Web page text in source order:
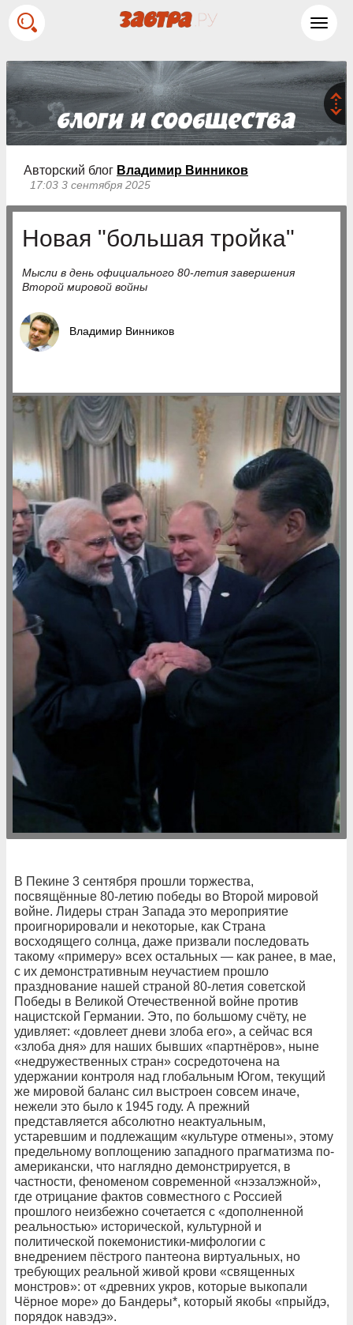
Авторский блог Владимир Винников
17:03 3 сентября 2025
Новая "большая тройка"
Мысли в день официального 80-летия завершения
Второй мировой войны
Владимир Винников
В Пекине 3 сентября прошли торжества,
посвящённые 80-летию победы во Второй мировой
войне. Лидеры стран Запада это мероприятие
проигнорировали и некоторые, как Страна
восходящего солнца, даже призвали последовать
такому «примеру» всех остальных — как ранее, в мае,
с их демонстративным неучастием прошло
празднование нашей страной 80-летия советской
Победы в Великой Отечественной войне против
нацистской Германии. Это, по большому счёту, не
удивляет: «довлеет дневи злоба его», а сейчас вся
«злоба дня» для наших бывших «партнёров», ныне
«недружественных стран» сосредоточена на
удержании контроля над глобальным Югом, текущий
же мировой баланс сил выстроен совсем иначе,
нежели это было к 1945 году. А прежний
представляется абсолютно неактуальным,
устаревшим и подлежащим «культуре отмены», этому
предельному воплощению западного прагматизма по-
американски, что наглядно демонстрируется, в
частности, феноменом современной «нэзалэжной»,
где отрицание фактов совместного с Россией
прошлого неизбежно сочетается с «дополненной
реальностью» исторической, культурной и
политической покемонистики-мифологии с
внедрением пёстрого пантеона виртуальных, но
требующих реальной живой крови «священных
монстров»: от «древних укров, которые выкопали
Чёрное море» до Бандеры*, который якобы «прыйдэ,
порядок навэдэ».